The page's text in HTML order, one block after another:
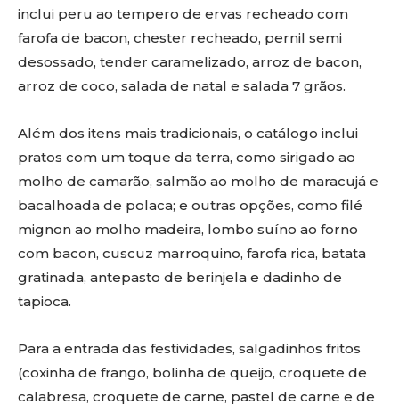
inclui peru ao tempero de ervas recheado com
farofa de bacon, chester recheado, pernil semi
desossado, tender caramelizado, arroz de bacon,
arroz de coco, salada de natal e salada 7 grãos.
Além dos itens mais tradicionais, o catálogo inclui
pratos com um toque da terra, como sirigado ao
molho de camarão, salmão ao molho de maracujá e
bacalhoada de polaca; e outras opções, como filé
mignon ao molho madeira, lombo suíno ao forno
com bacon, cuscuz marroquino, farofa rica, batata
gratinada, antepasto de berinjela e dadinho de
tapioca.
Para a entrada das festividades, salgadinhos fritos
(coxinha de frango, bolinha de queijo, croquete de
calabresa, croquete de carne, pastel de carne e de